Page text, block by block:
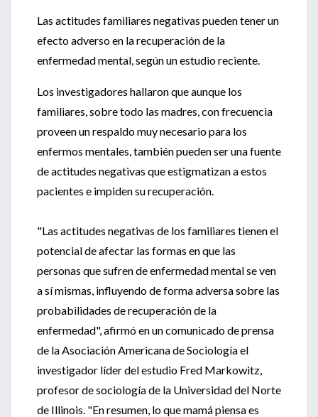
Las actitudes familiares negativas pueden tener un
efecto adverso en la recuperación de la
enfermedad mental, según un estudio reciente.
Los investigadores hallaron que aunque los
familiares, sobre todo las madres, con frecuencia
proveen un respaldo muy necesario para los
enfermos mentales, también pueden ser una fuente
de actitudes negativas que estigmatizan a estos
pacientes e impiden su recuperación.
"Las actitudes negativas de los familiares tienen el
potencial de afectar las formas en que las
personas que sufren de enfermedad mental se ven
a sí mismas, influyendo de forma adversa sobre las
probabilidades de recuperación de la
enfermedad", afirmó en un comunicado de prensa
de la Asociación Americana de Sociología el
investigador líder del estudio Fred Markowitz,
profesor de sociología de la Universidad del Norte
de Illinois. "En resumen, lo que mamá piensa es